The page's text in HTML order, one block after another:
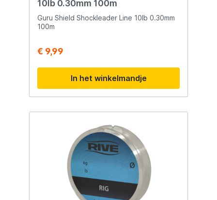
10lb 0.30mm 100m
Guru Shield Shockleader Line 10lb 0.30mm
100m
€ 9,99
In het winkelmandje